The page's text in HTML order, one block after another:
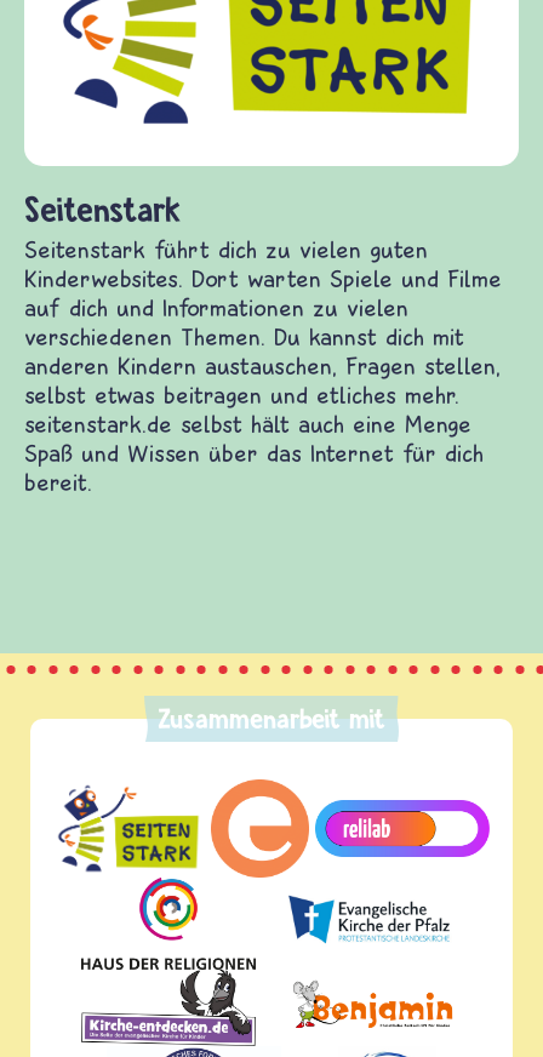
führt dich zu vielen guten
Dort warten Spiele und Filme auf
und Informationen zu vielen verschiedenen
Du kannst dich mit anderen Kindern
Fragen stellen, selbst etwas
und etliches mehr. seitenstark.de selbst
auch eine Menge Spaß und Wissen über das
für dich bereit.
und
Zusammenarbeit mit